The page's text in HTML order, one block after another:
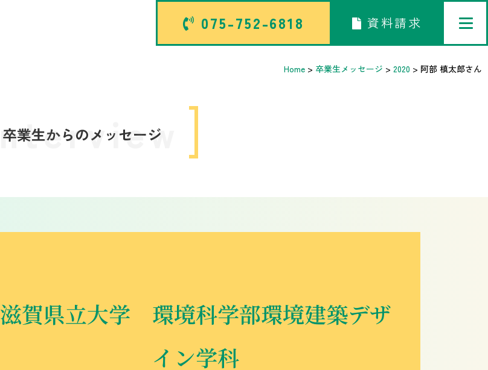
075-752-6818 資料請求
Home > 卒業生メッセージ > 2020 > 阿部 槙太郎さん
卒業生からのメッセージ
interview
滋賀県立大学 環境科学部環境建築デザ
イン学科